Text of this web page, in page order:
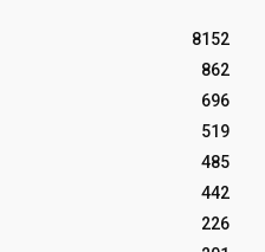
8152
862
696
519
485
442
226